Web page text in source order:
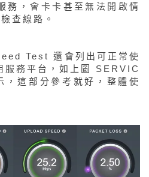
務，會卡卡甚至無法開啟情
查線路。
Test 還會列出可正常使
服務平台，如上圖 SERVIC
這部分參考就好，整體使